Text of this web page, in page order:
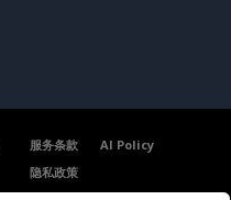
服务条款
AI Policy
隐私政策